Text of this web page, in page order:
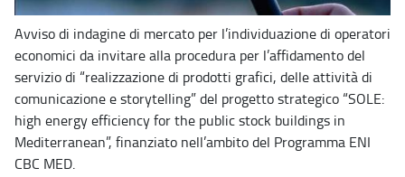
Avviso di indagine di mercato per l’individuazione di operatori
economici da invitare alla procedura per l’affidamento del
servizio di “realizzazione di prodotti grafici, delle attività di
comunicazione e storytelling” del progetto strategico “SOLE:
high energy efficiency for the public stock buildings in
Mediterranean”, finanziato nell’ambito del Programma ENI
CBC MED.